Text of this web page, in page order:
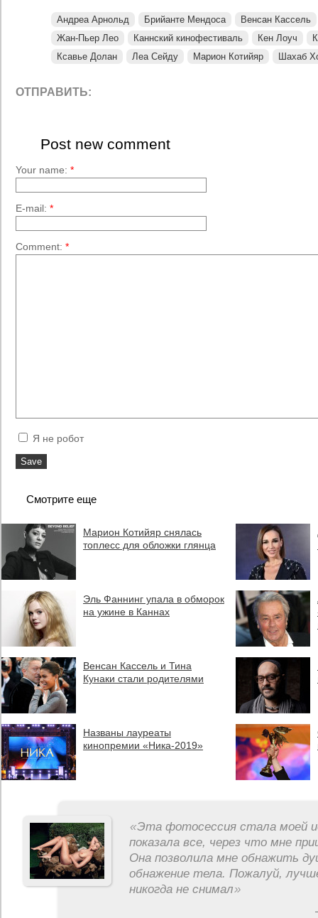
Андреа Арнольд Брийанте Мендоса
Венсан Кассель
Жан-Пьер Лео
Каннский кинофестиваль Кен Лоуч
Ксавье Долан
Леа Сейду Марион Котийяр Шахаб
ОТПРАВИТЬ:
Post new comment
Your name: *
E-mail: *
Comment: *
Я не робот
Смотрите еще
Марион Котийяр снялась
топлесс для обложки глянца
Эль Фаннинг упала в обморок
на ужине в Каннах
Венсан Кассель и Тина
Кунаки стали родителями
Названы лауреаты
кинопремии «Ника-2019»
«Эта фотосессия стала моей
показала все, через что мне
Она позволила мне обнажить
обнажение тела. Пожалуй,
никогда не снимал»